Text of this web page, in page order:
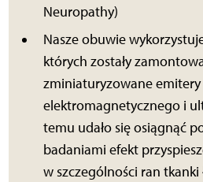
Neuropathy)
Nasze obuwie
których zostały
zminiaturyzowane
elektromagnetycznego i
temu udało się osiągnąć
badaniami efekt
w szczególności ran tkanki